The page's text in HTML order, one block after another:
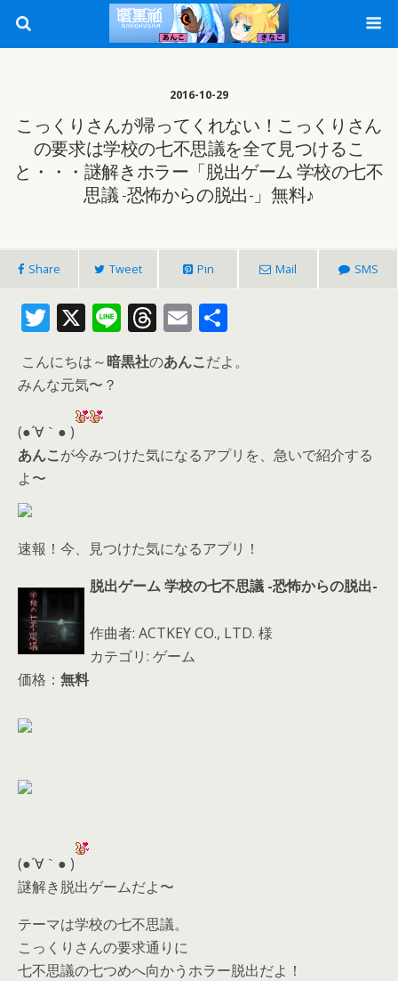
2016-10-29
こっくりさんが帰ってくれない！こっくりさん
の要求は学校の七不思議を全て見つけるこ
と・・・謎解きホラー「脱出ゲーム 学校の七不
思議 -恐怖からの脱出-」無料♪
Share Tweet Pin Mail SMS
T
itt
er
X Li
n
e
T
h
re
s
E
m
ai
有
こんにちは～暗黒社のあんこだよ。
みんな元気〜？
(●´∀｀● )
あんこが今みつけた気になるアプリを、急いで紹介する
よ〜
速報！今、見つけた気になるアプリ！
脱出ゲーム 学校の七不思議 -恐怖からの脱出-
作曲者: ACTKEY CO., LTD. 様
カテゴリ: ゲーム
価格： 無料
(●´∀｀● )
謎解き脱出ゲームだよ〜
テーマは学校の七不思議。
こっくりさんの要求通りに
七不思議の七つめへ向かうホラー脱出だよ！